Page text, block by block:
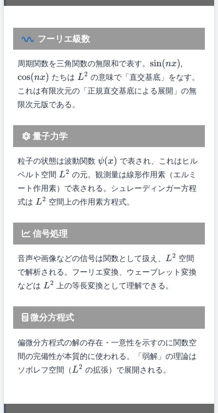
フーリエ級数
周期関数を三角関数の無限和で表す。 sin(nx)
,
cos(nx) たちは L2 の意味で「直交基底」をなす。
これは有限次元の「正規直交基底による展開」の無
限次元版である。
量子力学
粒子の状態は波動関数 ψ(x)
で表され、これはヒル
ベルト空間 L2 の元。観測量は線形作用素（エルミ
ート作用素）で表される。シュレーディンガー方程
式は L2 空間上の作用素方程式。
信号処理
音声や画像などの信号は関数として扱え、 L2 空間
で解析される。フーリエ変換、ウェーブレット変換
などは L2 上の等長変換として理解できる。
微分方程式
偏微分方程式の解の存在・一意性を示すのに関数空
間の完備性が本質的に使われる。「弱解」の理論は
ソボレフ空間（L2 の拡張）で展開される。